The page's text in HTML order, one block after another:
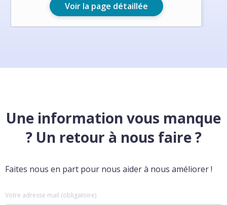
Voir la page détaillée
Une information vous manque
? Un retour à nous faire ?
Faites nous en part pour nous aider à nous améliorer !
Votre adresse mail (obligatoire)